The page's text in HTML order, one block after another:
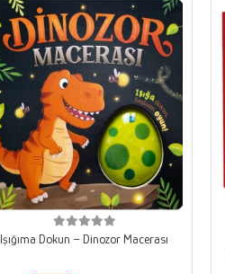
Işığıma Dokun – Dinozor Macerası